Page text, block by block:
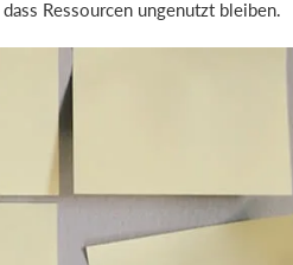
Ressourcen ungenutzt bleiben.